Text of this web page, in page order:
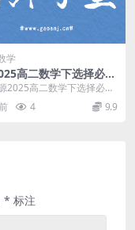
学
高二数学下选择必修
频课(直播+录播) 百度
高二数学下选择必修
课(直播+录播)，开课时
4 9.9
* 标注